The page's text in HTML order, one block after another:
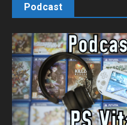
Podcast